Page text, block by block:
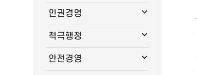
인권경영
적극행정
안전경영